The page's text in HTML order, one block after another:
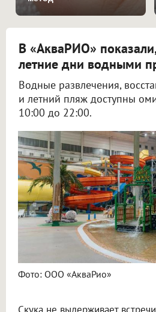
В «АкваРИО»
летние дни водными
Водные развлечения,
и летний пляж доступны
10:00 до 22:00.
Фото: ООО «АкваРио»